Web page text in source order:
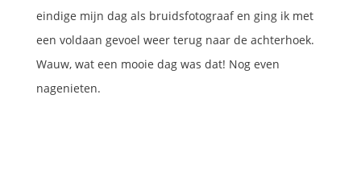
eindige mijn dag als bruidsfotograaf en ging ik met
een voldaan gevoel weer terug naar de achterhoek.
Wauw, wat een mooie dag was dat! Nog even
nagenieten.